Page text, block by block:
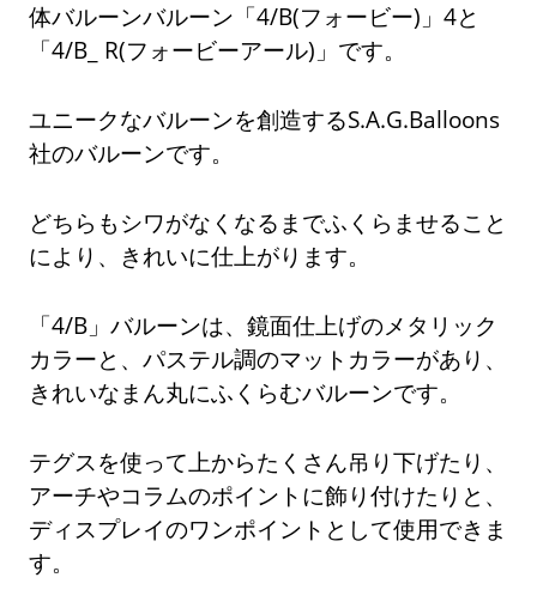
体バルーンバルーン「4/B(フォービー)」4と
「4/B_ R(フォービーアール)」です。
ユニークなバルーンを創造するS.A.G.Balloons
社のバルーンです。
どちらもシワがなくなるまでふくらませること
により、きれいに仕上がります。
「4/B」バルーンは、鏡面仕上げのメタリック
カラーと、パステル調のマットカラーがあり、
きれいなまん丸にふくらむバルーンです。
テグスを使って上からたくさん吊り下げたり、
アーチやコラムのポイントに飾り付けたりと、
ディスプレイのワンポイントとして使用できま
す。